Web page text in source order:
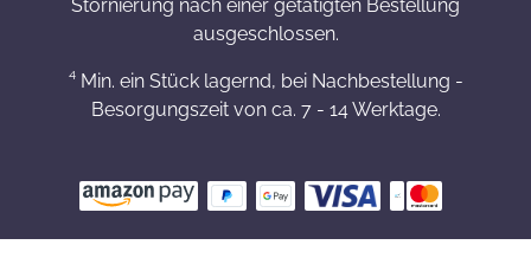
Stornierung nach einer getätigten Bestellung
ausgeschlossen.
⁴ Min. ein Stück lagernd, bei Nachbestellung -
Besorgungszeit von ca. 7 - 14 Werktage.